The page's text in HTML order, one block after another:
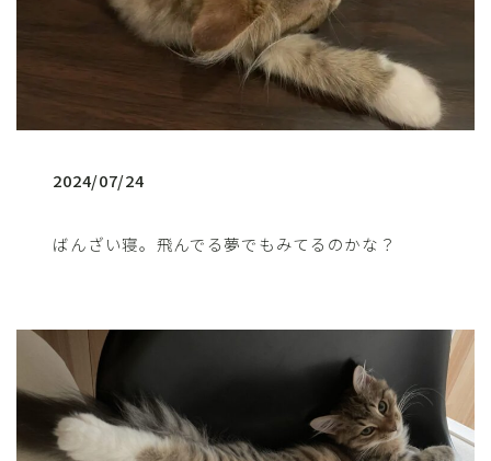
2024/07/24
ばんざい寝。飛んでる夢でもみてるのかな？